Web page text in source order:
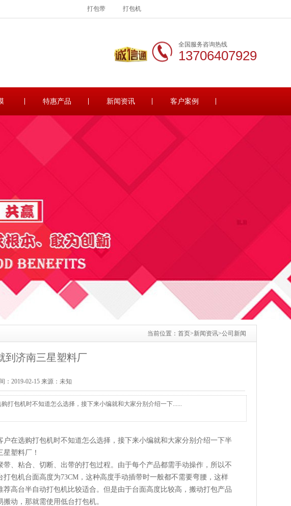
打包带 打包机
全国服务咨询热线
13706407929
特惠产品 新闻资讯 客户案例
当前位置： 首页>新闻资讯>公司新闻
到济南三星塑料厂
：2019-02-15 来源：未知
打包机时不知道怎么选择，接下来小编就和大家分别介绍一下......
在选购打包机时不知道怎么选择，接下来小编就和大家分别介绍一下半
塑料厂！
、粘合、切断、出带的打包过程。由于每个产品都需手动操作，所以不
包机台面高度为73CM，这种高度手动插带时一般都不需要弯腰，这样
高台半自动打包机比较适合。但是由于台面高度比较高，搬动打包产品
动，那就需使用低台打包机。